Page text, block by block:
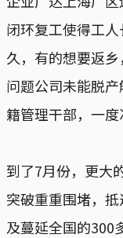
闭环复工使得工
久，有的想要返
问题公司未能脱
籍管理干部，一度
到了7月份，更大
突破重重围堵，
及蔓延全国的300